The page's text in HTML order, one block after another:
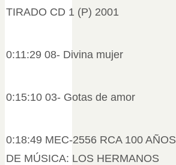
TIRADO CD 1 (P) 2001
0:11:29 08- Divina mujer
0:15:10 03- Gotas de amor
0:18:49 MEC-2556 RCA 100 AÑOS
DE MÚSICA: LOS HERMANOS